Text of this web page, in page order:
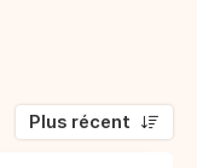
Plus récent